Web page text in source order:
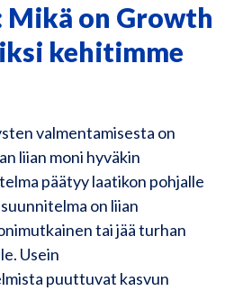
on Growth
kehitimme
valmentamisesta on
liian moni hyväkin
päätyy laatikon pohjalle
on liian
tai jää turhan
Usein
puuttuvat kasvun